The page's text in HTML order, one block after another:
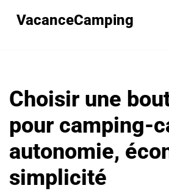
VacanceCamping
Choisir une
pour camping-
autonomie,
simplicité